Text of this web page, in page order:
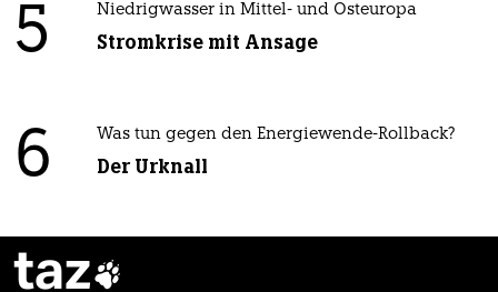
5 Niedrigwasser in Mittel- und Osteuropa
Stromkrise mit Ansage
6 Was tun gegen den Energiewende-Rollback?
Der Urknall
taz